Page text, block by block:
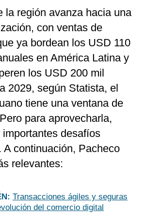
la región avanza hacia una
con ventas de
ya bordean los USD 110
en América Latina y
los USD 200 mil
2029, según Statista, el
tiene una ventana de
para aprovecharla,
importantes desafíos
A continuación, Pacheco
relevantes:
Transacciones ágiles y seguras
del comercio digital